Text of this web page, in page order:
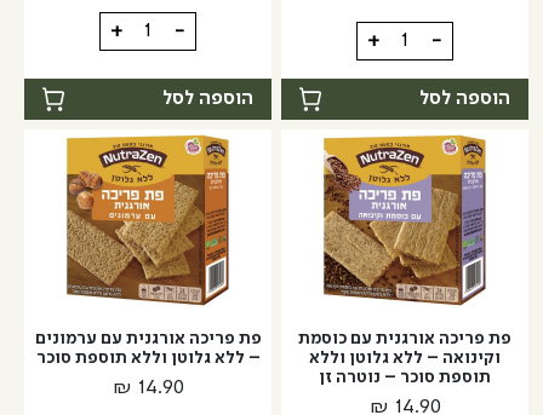
זן
-
כמות
של
פסט-פרו
קסרצ'ה
מעדשים
צהובות
אורגני
ללא
גלוטן
-
זן
+
הוספה לסל
-
כמות
של
פת
אורגנית
עם
אמרנט
–
ללא
גלוטן
+
הוספה לסל
פת פריכה אורגנית עם כוסמת
וקינואה – ללא גלוטן וללא
תוספת סוכר – נוטרה זן
₪ 14.90
פת פריכה אורגנית עם ערמונים
– ללא גלוטן וללא תוספת סוכר
₪ 14.90